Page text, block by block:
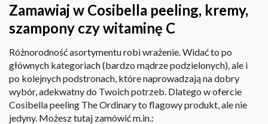
Zamawiaj w Cosibella peeling, kremy,
szampony czy witaminę C
Różnorodność asortymentu robi wrażenie. Widać to po
głównych kategoriach (bardzo mądrze podzielonych), ale i
po kolejnych podstronach, które naprowadzają na dobry
wybór, adekwatny do Twoich potrzeb. Dlatego w ofercie
Cosibella peeling The Ordinary to flagowy produkt, ale nie
jedyny. Możesz tutaj zamówić m.in.: